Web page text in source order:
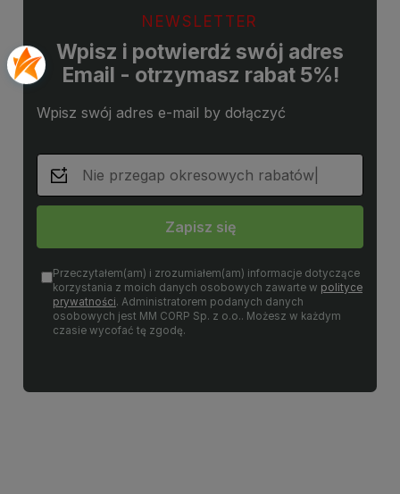
NEWSLETTER
Wpisz i potwierdź swój adres
Email - otrzymasz rabat 5%!
Wpisz swój adres e-mail by dołączyć
Zapisz się
Przeczytałem(am) i zrozumiałem(am) informacje dotyczące
korzystania z moich danych osobowych zawarte w polityce
prywatności. Administratorem podanych danych
osobowych jest MM CORP Sp. z o.o.. Możesz w każdym
czasie wycofać tę zgodę.